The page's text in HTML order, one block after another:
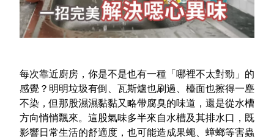
防霉清潔好幫手(任3件，贈抗菌保濕洗手乳)
室內外除蟲專區
浴室清潔專區
清潔大掃除專區
精油香氛專區
每次靠近廚房，你是不是也有一種「哪裡不太對勁」的
感覺？明明垃圾有倒、瓦斯爐也刷過、檯面也擦得一塵
不染，但那股濕濕黏黏又略帶腐臭的味道，還是從水槽
方向悄悄飄來。這股氣味多半來自水槽及其排水口，既
影響日常生活的舒適度，也可能造成果蠅、蟑螂等害蟲